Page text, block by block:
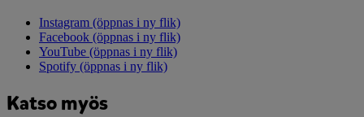
Instagram (öppnas i ny flik)
Facebook (öppnas i ny flik)
YouTube (öppnas i ny flik)
Spotify (öppnas i ny flik)
Katso myös